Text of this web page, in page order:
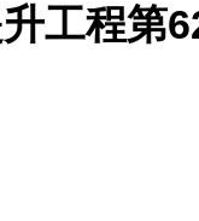
工程第